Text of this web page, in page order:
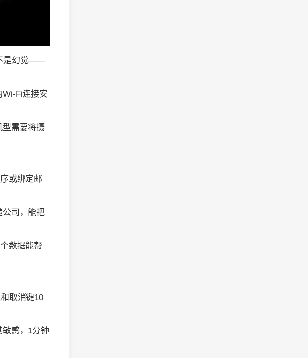
是幻觉——
Wi-Fi连接安
型需要将摄
或绑定邮
公司，能把
数据能帮
取消键10
感，1分钟